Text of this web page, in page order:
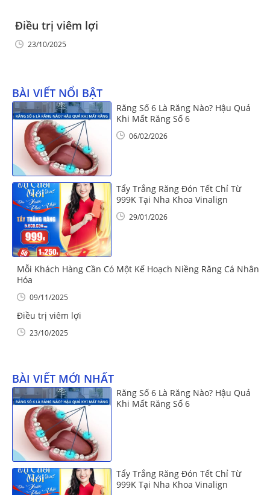
Điều trị viêm lợi
23/10/2025
BÀI VIẾT NỔI BẬT
Răng Số 6 Là Răng Nào? Hậu Quả
Khi Mất Răng Số 6
06/02/2026
Tẩy Trắng Răng Đón Tết Chỉ Từ
999K Tại Nha Khoa Vinalign
29/01/2026
Mỗi Khách Hàng Cần Có Một Kế Hoạch Niềng Răng Cá Nhân
Hóa
09/11/2025
Điều trị viêm lợi
23/10/2025
BÀI VIẾT MỚI NHẤT
Răng Số 6 Là Răng Nào? Hậu Quả
Khi Mất Răng Số 6
Tẩy Trắng Răng Đón Tết Chỉ Từ
999K Tại Nha Khoa Vinalign